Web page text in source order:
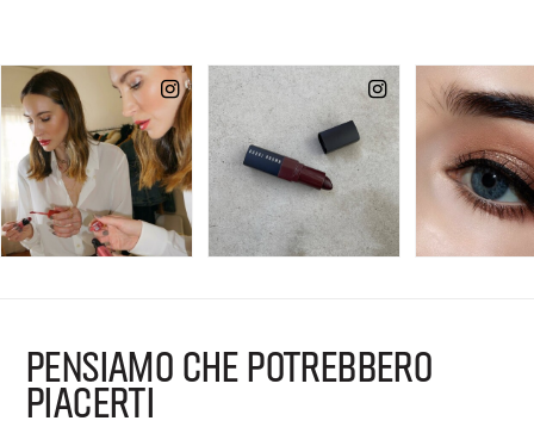
PENSIAMO CHE POTREBBERO
PIACERTI